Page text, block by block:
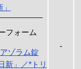
」
フォーム
ゾラム錠
新」／*トリ
-